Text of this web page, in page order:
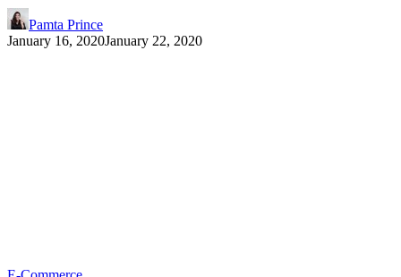
Pamta Prince
January 16, 2020January 22, 2020